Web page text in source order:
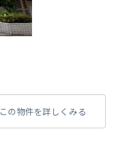
この物件を詳しくみる